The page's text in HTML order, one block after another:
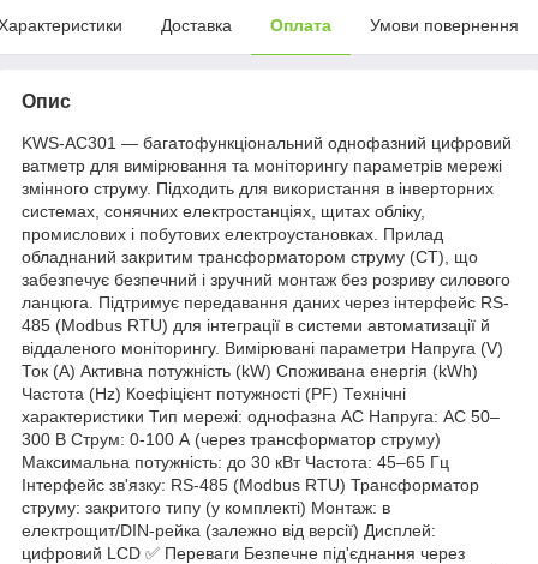
Доставка Оплата Умови повернення
Опис
KWS-AC301 — багатофункціональний однофазний цифровий
ватметр для вимірювання та моніторингу параметрів мережі
змінного струму. Підходить для використання в інверторних
системах, сонячних електростанціях, щитах обліку,
промислових і побутових електроустановках. Прилад
обладнаний закритим трансформатором струму (CT), що
забезпечує безпечний і зручний монтаж без розриву силового
ланцюга. Підтримує передавання даних через інтерфейс RS-
485 (Modbus RTU) для інтеграції в системи автоматизації й
віддаленого моніторингу. Вимірювані параметри Напруга (V)
Ток (A) Активна потужність (kW) Споживана енергія (kWh)
Частота (Hz) Коефіцієнт потужності (PF) Технічні
характеристики Тип мережі: однофазна AC Напруга: AC 50–
300 В Струм: 0-100 А (через трансформатор струму)
Максимальна потужність: до 30 кВт Частота: 45–65 Гц
Інтерфейс зв'язку: RS-485 (Modbus RTU) Трансформатор
струму: закритого типу (у комплекті) Монтаж: в
електрощит/DIN-рейка (залежно від версії) Дисплей:
цифровий LCD ✅ Переваги Безпечне під'єднання через